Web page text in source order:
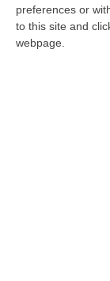
preferences or
to this site and
webpage.
“COSENZA Sono
giustizia a
06 Agosto, 18:24